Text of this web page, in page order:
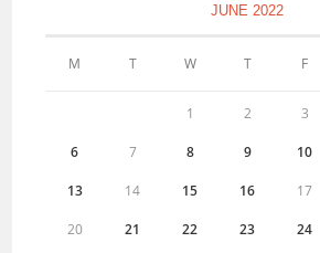
JUNE 2022
M T W T F
1 2 3
6 7 8 9 10
13 14 15 16 17
20 21 22 23 24